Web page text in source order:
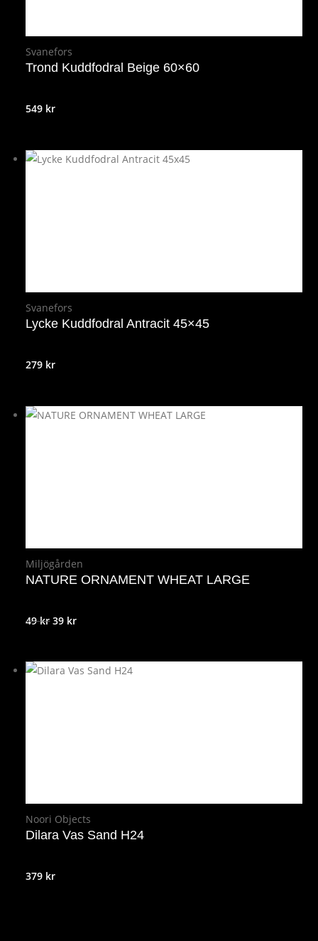
Svanefors
Trond Kuddfodral Beige 60×60
549 kr
Svanefors
Lycke Kuddfodral Antracit 45×45
279 kr
Miljögården
NATURE ORNAMENT WHEAT LARGE
49krDet
var:
39 krDet
är:
Noori Objects
Dilara Vas Sand H24
379 kr